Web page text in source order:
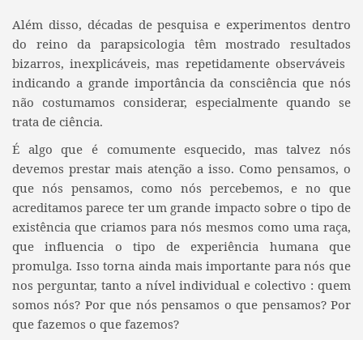
Além disso, décadas de pesquisa e experimentos dentro
do reino da parapsicologia têm mostrado resultados
bizarros, inexplicáveis, mas repetidamente observáveis ​​
indicando a grande importância da consciência que nós
não costumamos considerar, especialmente quando se
trata de ciência.
É algo que é comumente esquecido, mas talvez nós
devemos prestar mais atenção a isso. Como pensamos, o
que nós pensamos, como nós percebemos, e no que
acreditamos parece ter um grande impacto sobre o tipo de
existência que criamos para nós mesmos como uma raça,
que influencia o tipo de experiência humana que
promulga. Isso torna ainda mais importante para nós que
nos perguntar, tanto a nível individual e colectivo : quem
somos nós? Por que nós pensamos o que pensamos? Por
que fazemos o que fazemos?